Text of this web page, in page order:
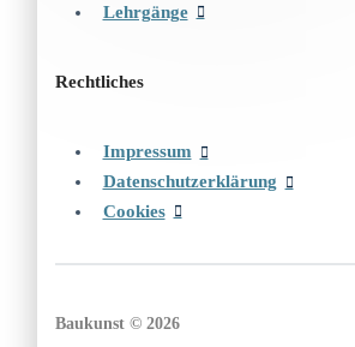
Lehrgänge
Rechtliches
Impressum
Datenschutzerklärung
Cookies
Baukunst © 2026